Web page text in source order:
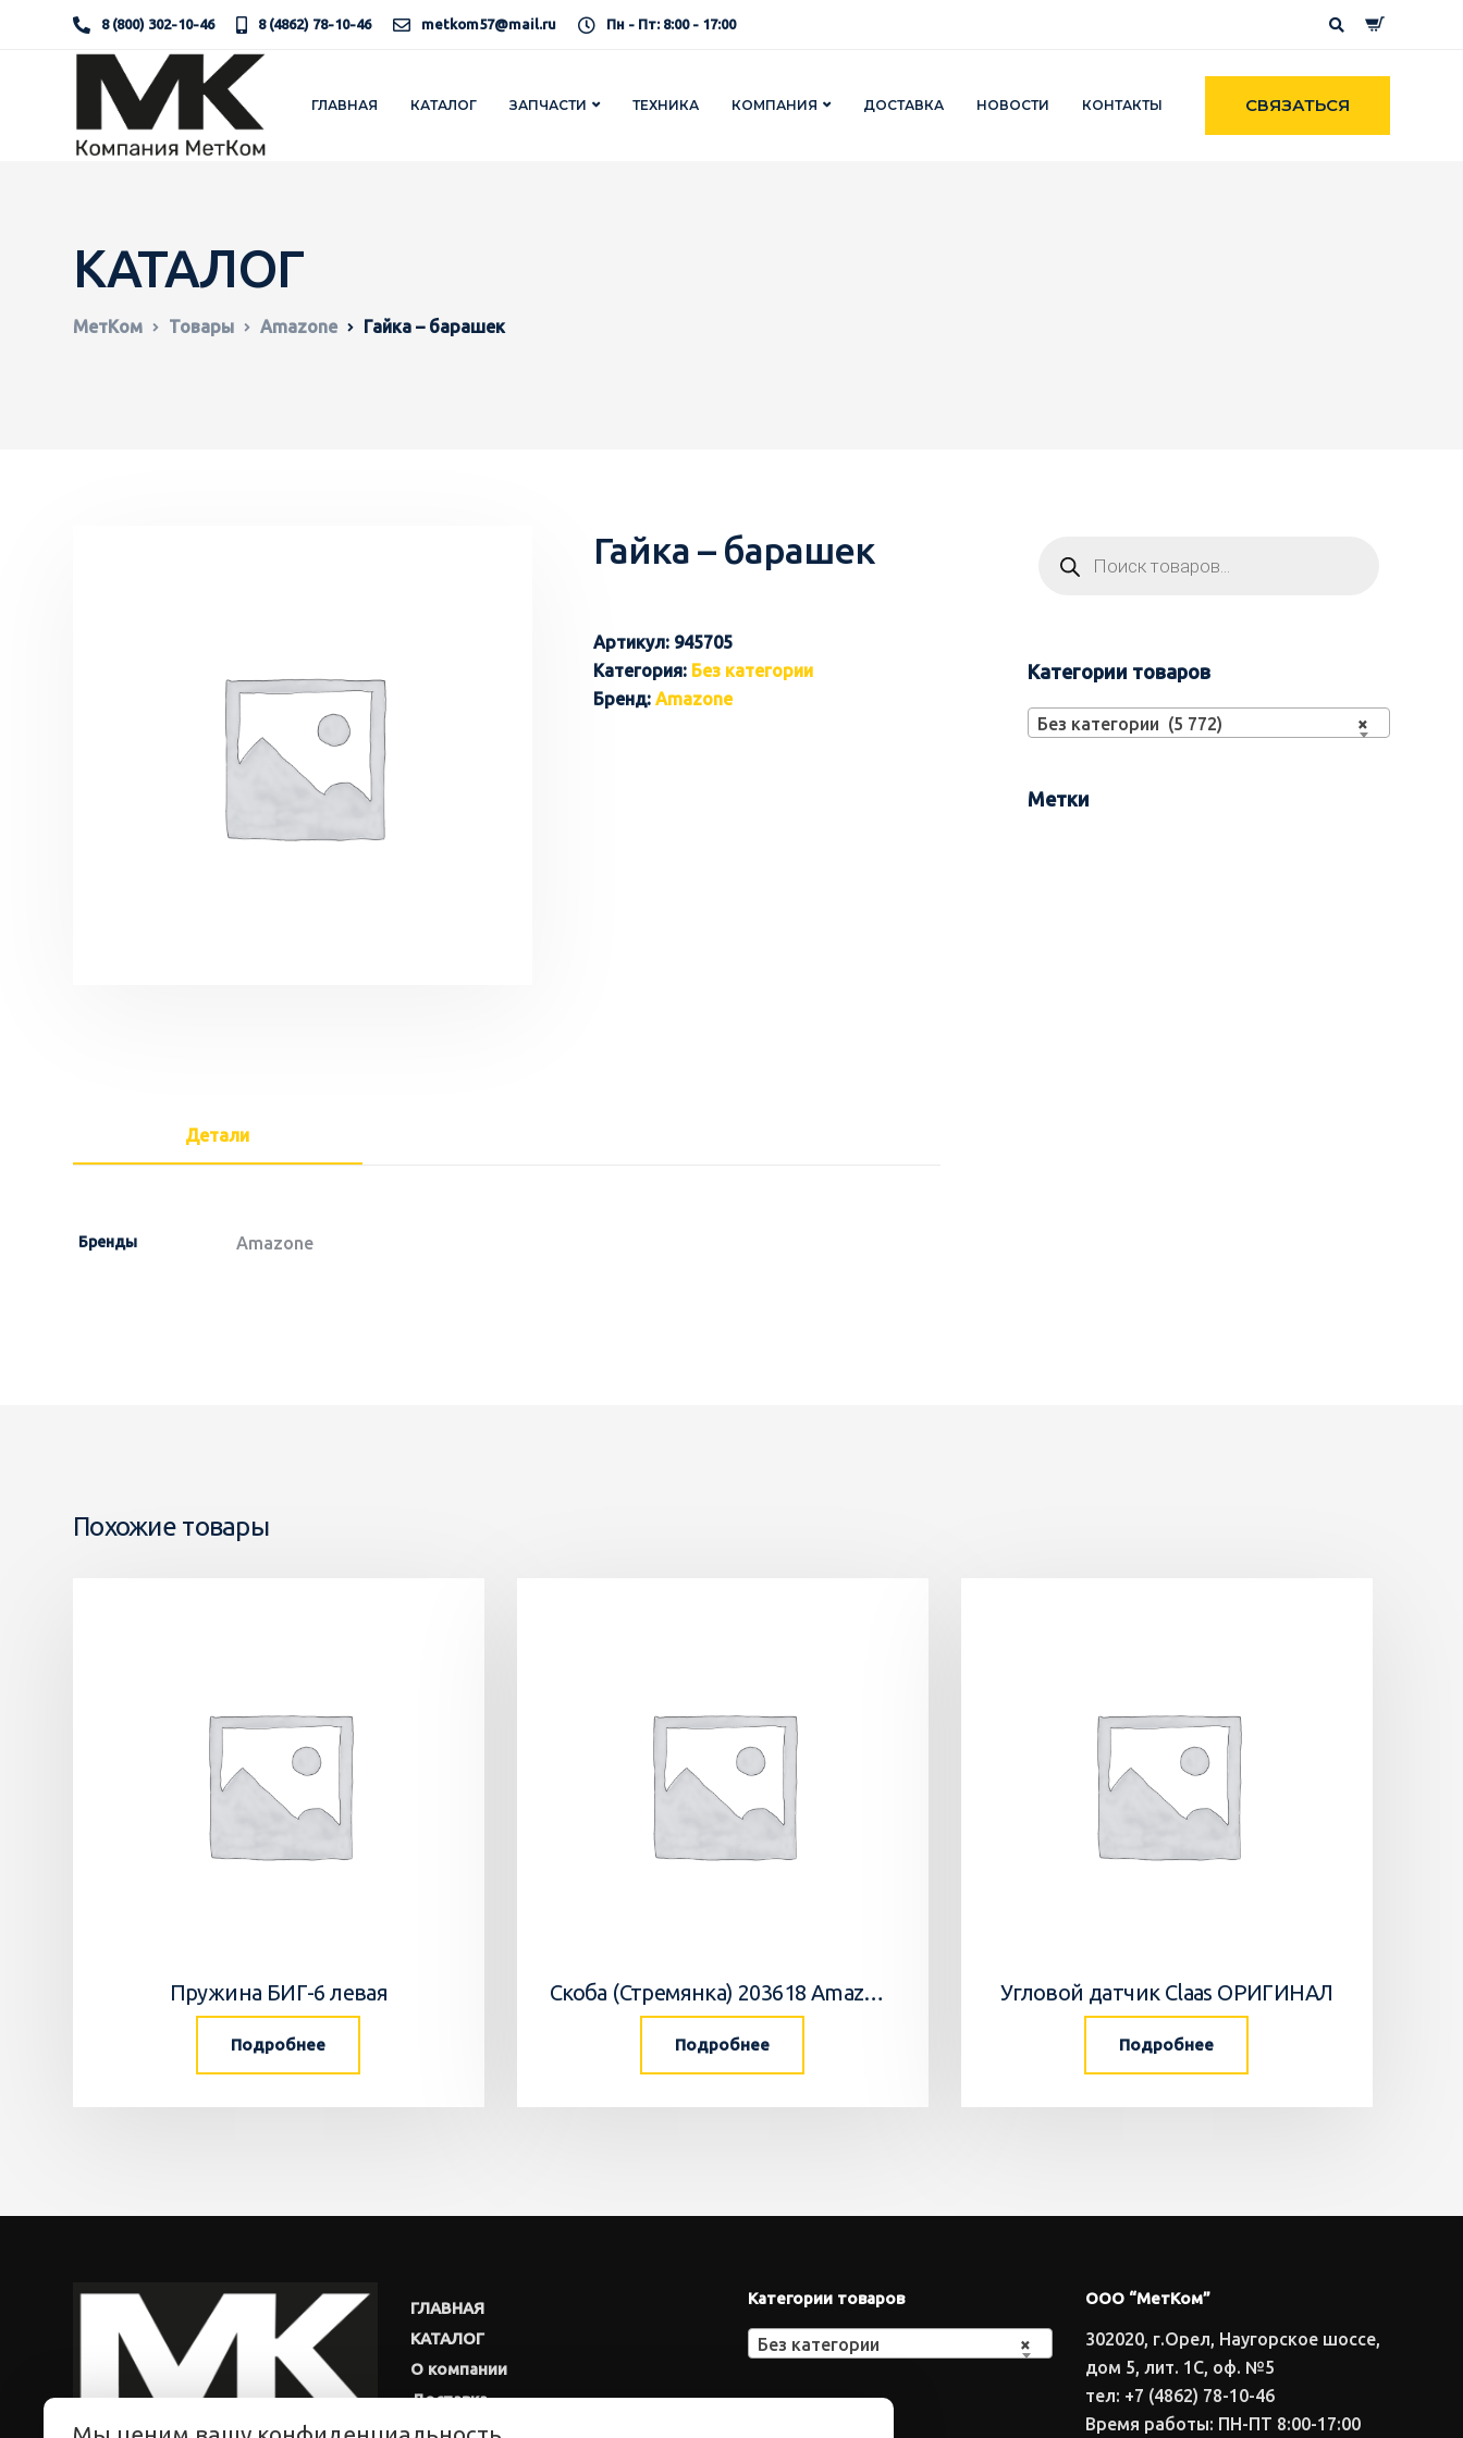
8 (800) 302-10-46 8 (4862) 78-10-46 metkom57@mail.ru Пн - Пт: 8:00 - 17:00
ГЛАВНАЯ КАТАЛОГ ЗАПЧАСТИ ТЕХНИКА КОМПАНИЯ ДОСТАВКА НОВОСТИ КОНТАКТЫ СВЯЗАТЬСЯ
КАТАЛОГ
МетКом Товары Amazone Гайка – барашек
Гайка – барашек
Артикул: 945705
Категория: Без категории
Бренд: Amazone
Детали
Бренды Amazone
Категории товаров
×
Без категории (5 772)
Метки
Похожие товары
Пружина БИГ-6 левая
Подробнее
Скоба (Стремянка) 203618 Amazone
Подробнее
Угловой датчик Claas ОРИГИНАЛ
Подробнее
ГЛАВНАЯ
КАТАЛОГ
О компании
Доставка
Новости
Категории товаров
×
Без категории
ООО “МетКом”
302020, г.Орел, Наугорское шоссе,
дом 5, лит. 1С, оф. №5
тел: +7 (4862) 78-10-46
Время работы: ПН-ПТ 8:00-17:00